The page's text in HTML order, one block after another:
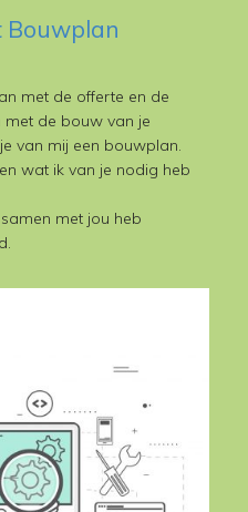
Bouwplan
met de offerte en de
de bouw van je
van mij een bouwplan.
wat ik van je nodig heb
met jou heb